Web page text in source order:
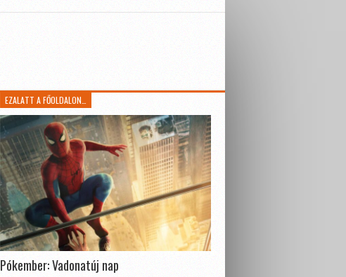
EZALATT A FŐOLDALON…
Pókember: Vadonatúj nap